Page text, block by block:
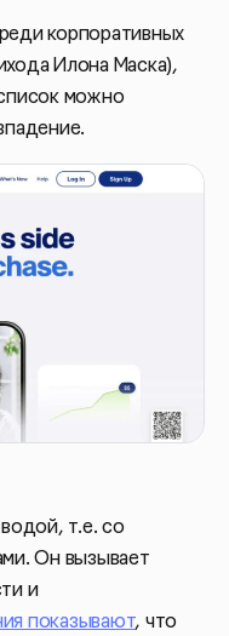
корпоративных
Илона Маска),
можно
т.е. со
Он вызывает
и
показывают, что